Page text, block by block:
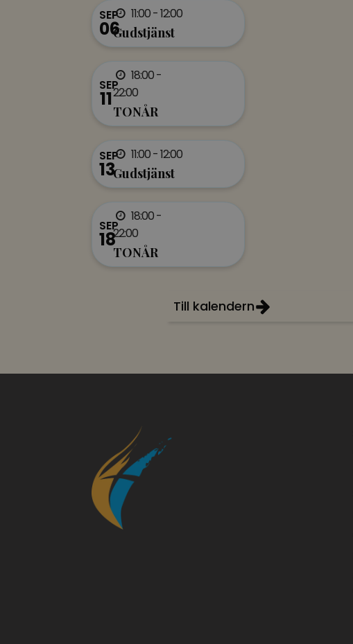
SEP
06Gudstjänst
11:00 - 12:00
SEP
11
TONÅR
18:00 -
22:00
SEP
13Gudstjänst
11:00 - 12:00
SEP
18
TONÅR
18:00 -
22:00
Till kalendern